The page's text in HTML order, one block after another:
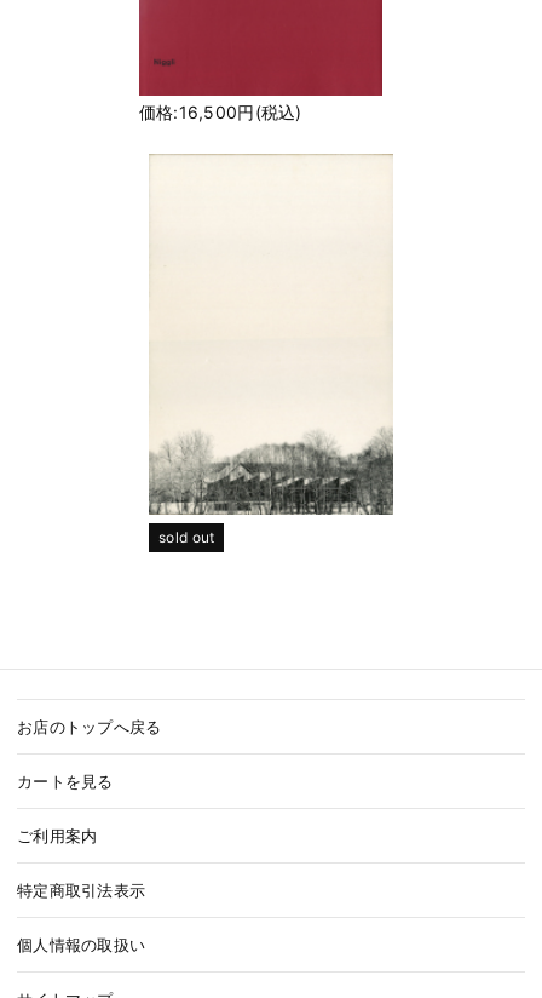
価格:16,500円(税込)
sold out
お店のトップへ戻る
カートを見る
ご利用案内
特定商取引法表示
個人情報の取扱い